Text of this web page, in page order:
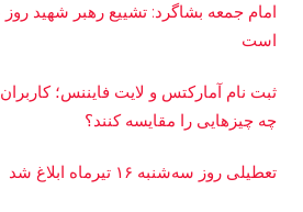
امام جمعه بشاگرد: تشییع رهبر شهید روز
است
ثبت نام آمارکتس و لایت فایننس؛
چه چیزهایی را مقایسه کنند؟
تعطیلی روز سه‌شنبه ۱۶ تیرماه ابلاغ شد